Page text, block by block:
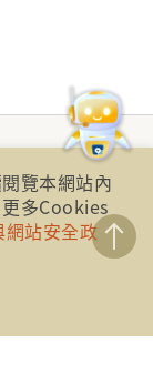
所有
覽本網站內
多Cookies
網站安全政